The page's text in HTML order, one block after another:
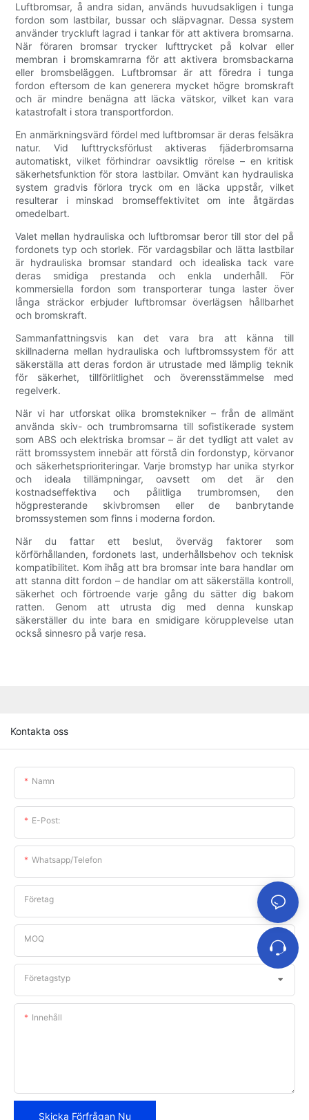
Luftbromsar, å andra sidan, används huvudsakligen i tunga
fordon som lastbilar, bussar och släpvagnar. Dessa system
använder tryckluft lagrad i tankar för att aktivera bromsarna.
När föraren bromsar trycker lufttrycket på kolvar eller
membran i bromskamrarna för att aktivera bromsbackarna
eller bromsbeläggen. Luftbromsar är att föredra i tunga
fordon eftersom de kan generera mycket högre bromskraft
och är mindre benägna att läcka vätskor, vilket kan vara
katastrofalt i stora transportfordon.
En anmärkningsvärd fördel med luftbromsar är deras felsäkra
natur. Vid lufttrycksförlust aktiveras fjäderbromsarna
automatiskt, vilket förhindrar oavsiktlig rörelse – en kritisk
säkerhetsfunktion för stora lastbilar. Omvänt kan hydrauliska
system gradvis förlora tryck om en läcka uppstår, vilket
resulterar i minskad bromseffektivitet om inte åtgärdas
omedelbart.
Valet mellan hydrauliska och luftbromsar beror till stor del på
fordonets typ och storlek. För vardagsbilar och lätta lastbilar
är hydrauliska bromsar standard och idealiska tack vare
deras smidiga prestanda och enkla underhåll. För
kommersiella fordon som transporterar tunga laster över
långa sträckor erbjuder luftbromsar överlägsen hållbarhet
och bromskraft.
Sammanfattningsvis kan det vara bra att känna till
skillnaderna mellan hydrauliska och luftbromssystem för att
säkerställa att deras fordon är utrustade med lämplig teknik
för säkerhet, tillförlitlighet och överensstämmelse med
regelverk.
När vi har utforskat olika bromstekniker – från de allmänt
använda skiv- och trumbromsarna till sofistikerade system
som ABS och elektriska bromsar – är det tydligt att valet av
rätt bromssystem innebär att förstå din fordonstyp, körvanor
och säkerhetsprioriteringar. Varje bromstyp har unika styrkor
och ideala tillämpningar, oavsett om det är den
kostnadseffektiva och pålitliga trumbromsen, den
högpresterande skivbromsen eller de banbrytande
bromssystemen som finns i moderna fordon.
När du fattar ett beslut, överväg faktorer som
körförhållanden, fordonets last, underhållsbehov och teknisk
kompatibilitet. Kom ihåg att bra bromsar inte bara handlar om
att stanna ditt fordon – de handlar om att säkerställa kontroll,
säkerhet och förtroende varje gång du sätter dig bakom
ratten. Genom att utrusta dig med denna kunskap
säkerställer du inte bara en smidigare körupplevelse utan
också sinnesro på varje resa.
Kontakta oss
Namn
E-Post:
Whatsapp/telefon
Företag
MOQ
Företagstyp
Innehåll
Skicka Förfrågan Nu